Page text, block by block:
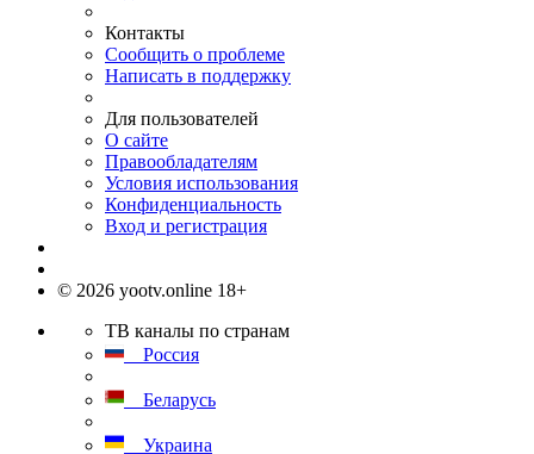
Контакты
Сообщить о проблеме
Написать в поддержку
Для пользователей
О сайте
Правообладателям
Условия использования
Конфиденциальность
Вход и регистрация
© 2026 yootv.online 18+
ТВ каналы по странам
Россия
Беларусь
Украина